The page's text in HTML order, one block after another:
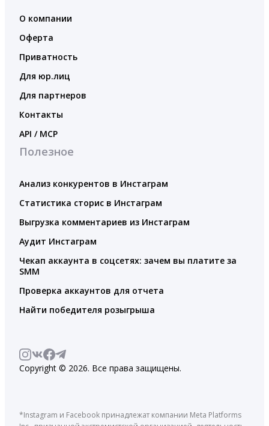
О компании
Оферта
Приватность
Для юр.лиц
Для партнеров
Контакты
API / MCP
Полезное
Анализ конкурентов в Инстаграм
Статистика сторис в Инстаграм
Выгрузка комментариев из Инстаграм
Аудит Инстаграм
Чекап аккаунта в соцсетях: зачем вы платите за
SMM
Проверка аккаунтов для отчета
Найти победителя розыгрыша
Copyright © 2026. Все права защищены.
*Instagram и Facebook принадлежат компании Meta Platforms